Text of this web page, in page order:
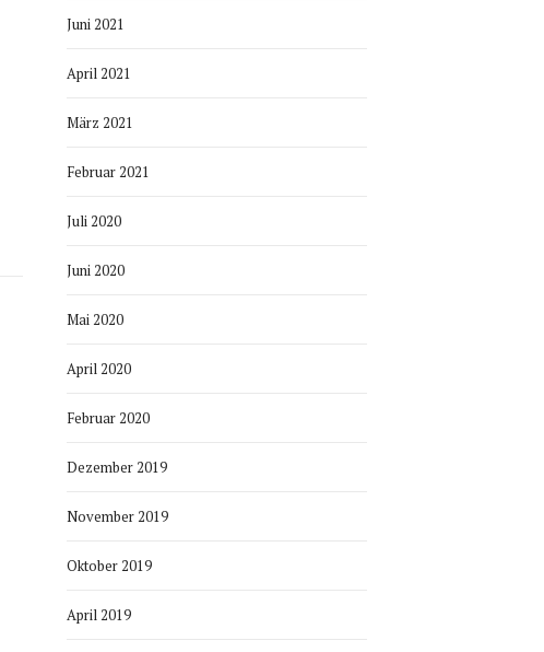
Juni 2021
April 2021
März 2021
Februar 2021
Juli 2020
Juni 2020
Mai 2020
April 2020
Februar 2020
Dezember 2019
November 2019
Oktober 2019
April 2019